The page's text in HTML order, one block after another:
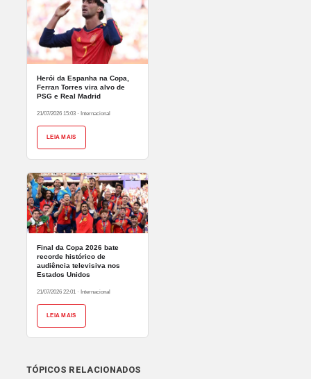
Herói da Espanha na Copa,
Ferran Torres vira alvo de
PSG e Real Madrid
21/07/2026 15:03 · Internacional
LEIA MAIS
Final da Copa 2026 bate
recorde histórico de
audiência televisiva nos
Estados Unidos
21/07/2026 22:01 · Internacional
LEIA MAIS
TÓPICOS RELACIONADOS